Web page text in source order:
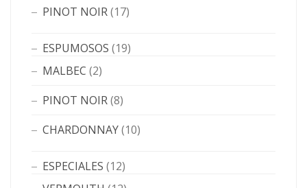
PINOT NOIR(17)
ESPUMOSOS (19)
MALBEC (2)
PINOT NOIR(8)
CHARDONNAY(10)
ESPECIALES (12)